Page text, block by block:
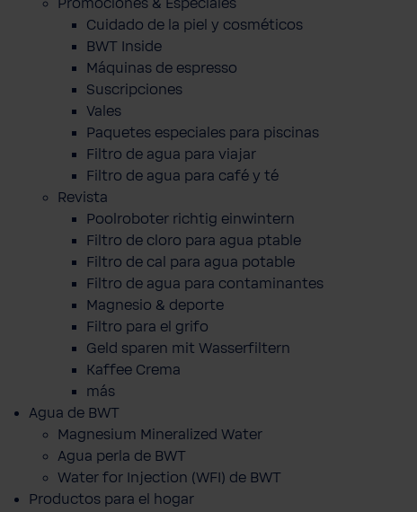
Promociones & Especiales
Cuidado de la piel y cosméticos
BWT Inside
Máquinas de espresso
Suscripciones
Vales
Paquetes especiales para piscinas
Filtro de agua para viajar
Filtro de agua para café y té
Revista
Poolroboter richtig einwintern
Filtro de cloro para agua ptable
Filtro de cal para agua potable
Filtro de agua para contaminantes
Magnesio & deporte
Filtro para el grifo
Geld sparen mit Wasserfiltern
Kaffee Crema
más
Agua de BWT
Magnesium Mineralized Water
Agua perla de BWT
Water for Injection (WFI) de BWT
Productos para el hogar